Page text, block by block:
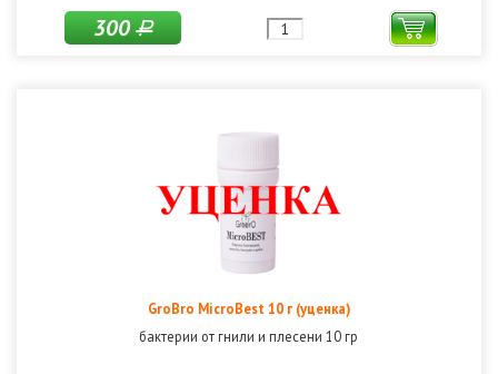
300Р
GroBro MicroBest 10 г (уценка)
бактерии от гнили и плесени 10 гр